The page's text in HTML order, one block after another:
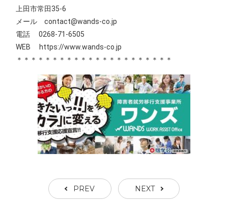
上田市常田35-6
メール contact@wands-co.jp
電話 0268-71-6505
WEB
https://www.wands-co.jp
＊＊＊＊＊＊＊＊＊＊＊＊＊＊＊＊＊＊＊＊＊＊
PREV NEXT